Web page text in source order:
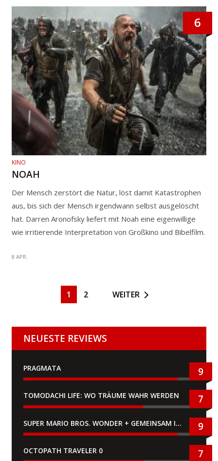
6
KINO
NOAH
Der Mensch zerstört die Natur, löst damit Katastrophen
aus, bis sich der Mensch irgendwann selbst ausgelöscht
hat. Darren Aronofsky liefert mit Noah eine eigenwillige
wie irritierende Interpretation von Großkino und Bibelfilm.
8 APR.
1 2 WEITER
NEUESTE REVIEWS
PRAGMATA 9
TOMODACHI LIFE: WO TRÄUME WAHR WERDEN 7
SUPER MARIO BROS. WONDER + GEMEINSAM IM BELLABEL-PARK 9
OCTOPATH TRAVELER 0 7